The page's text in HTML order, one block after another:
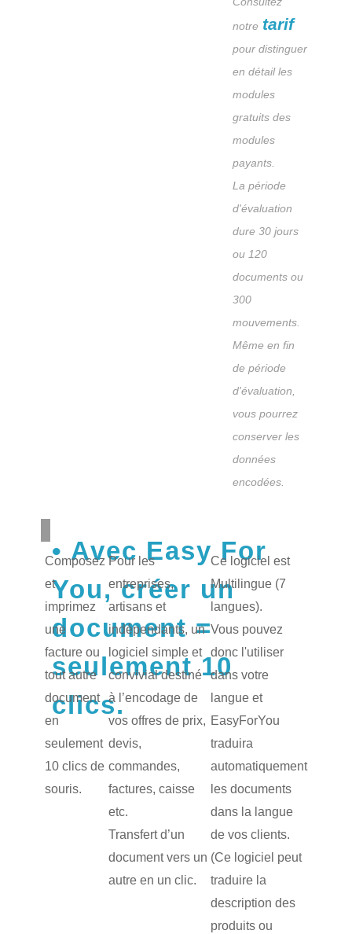
notre tarif
pour distinguer
en détail les
modules
gratuits des
modules
payants.
La période
d'évaluation
dure 30 jours
ou 120
documents ou
300
mouvements.
Même en fin
de période
d'évaluation,
vous pourrez
conserver les
données
encodées.
Avec Easy For
You, créer un
document =
seulement 10
clics.
Composez
et
imprimez
une
facture ou
tout autre
document
en
seulement
10 clics de
souris.
Pour les
entreprises,
artisans et
indépendants, un
logiciel simple et
convivial destiné
à l’encodage de
vos offres de prix,
devis,
commandes,
factures, caisse
etc.
Transfert d’un
document vers un
autre en un clic.
Ce logiciel est
Multilingue (7
langues).
Vous pouvez
donc l'utiliser
dans votre
langue et
EasyForYou
traduira
automatiquement
les documents
dans la langue
de vos clients.
(Ce logiciel peut
traduire la
description des
produits ou